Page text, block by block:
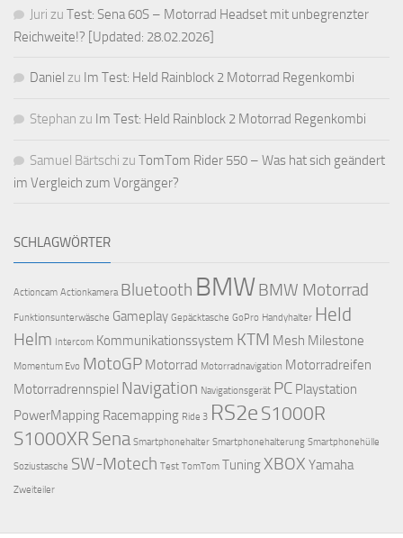
Juri zu Test: Sena 60S – Motorrad Headset mit unbegrenzter
Reichweite!? [Updated: 28.02.2026]
Daniel zu Im Test: Held Rainblock 2 Motorrad Regenkombi
Stephan zu Im Test: Held Rainblock 2 Motorrad Regenkombi
Samuel Bärtschi zu TomTom Rider 550 – Was hat sich geändert
im Vergleich zum Vorgänger?
SCHLAGWÖRTER
Actioncam Actionkamera Bluetooth BMWBMW Motorrad
Funktionsunterwäsche Gameplay Gepäcktasche GoPro Handyhalter Held
Helm Intercom Kommunikationssystem KTM Mesh Milestone
Momentum Evo MotoGP Motorrad Motorradnavigation Motorradreifen
Motorradrennspiel Navigation Navigationsgerät PC Playstation
PowerMapping Racemapping Ride 3 RS2e S1000R
S1000XR Sena Smartphonehalter Smartphonehalterung Smartphonehülle
Soziustasche SW-Motech Test TomTom TuningXBOX Yamaha
Zweiteiler